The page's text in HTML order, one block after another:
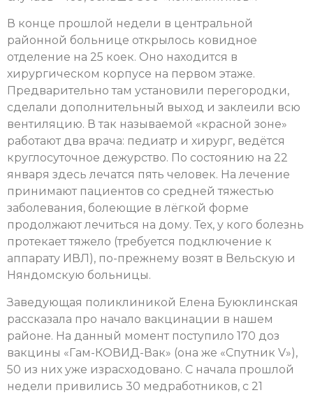
В конце прошлой недели в центральной
районной больнице открылось ковидное
отделение на 25 коек. Оно находится в
хирургическом корпусе на первом этаже.
Предварительно там установили перегородки,
сделали дополнительный выход и заклеили всю
вентиляцию. В так называемой «красной зоне»
работают два врача: педиатр и хирург, ведётся
круглосуточное дежурство. По состоянию на 22
января здесь лечатся пять человек. На лечение
принимают пациентов со средней тяжестью
заболевания, болеющие в лёгкой форме
продолжают лечиться на дому. Тех, у кого болезнь
протекает тяжело (требуется подключение к
аппарату ИВЛ), по-прежнему возят в Вельскую и
Няндомскую больницы.
Заведующая поликлиникой Елена Буюклинская
рассказала про начало вакцинации в нашем
районе. На данный момент поступило 170 доз
вакцины «Гам-КОВИД-Вак» (она же «Спутник V»),
50 из них уже израсходовано. С начала прошлой
недели привились 30 медработников, с 21